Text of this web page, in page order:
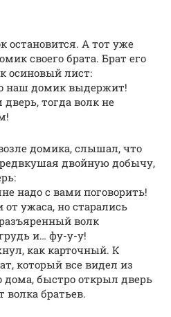
остановится. А тот уже
своего брата. Брат его
осиновый лист:
наш домик выдержит!
тогда волк не
домика, слышал, что
двойную добычу,
надо с вами поговорить!
ужаса, но старались
волк
и… фу-у-у!
как карточный. К
который все видел из
дома, быстро открыл дверь
волка братьев.